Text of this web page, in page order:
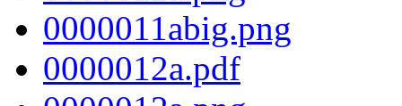
0000011abig.png
0000012a.pdf